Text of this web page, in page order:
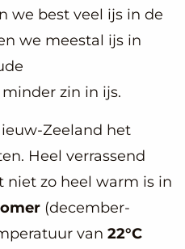
we best veel ijs in de
we meestal ijs in
zin in ijs.
Zeeland het
Heel verrassend
zo heel warm is in
(december-
van 22°C